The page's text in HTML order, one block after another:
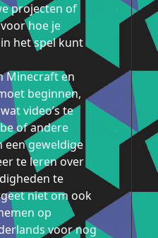
projecten of
hoe je
het spel kunt
Minecraft en
beginnen,
video’s te
of andere
een geweldige
te leren over
te
niet om ook
op
voor nog